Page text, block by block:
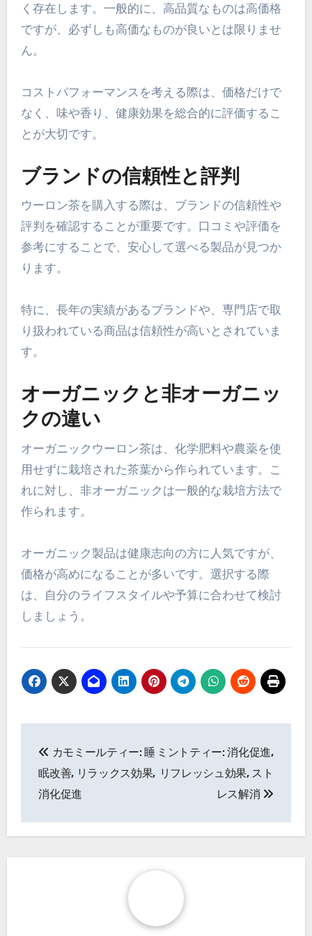
く存在します。一般的に、高品質なものは高価格
ですが、必ずしも高価なものが良いとは限りませ
ん。
コストパフォーマンスを考える際は、価格だけで
なく、味や香り、健康効果を総合的に評価するこ
とが大切です。
ブランドの信頼性と評判
ウーロン茶を購入する際は、ブランドの信頼性や
評判を確認することが重要です。口コミや評価を
参考にすることで、安心して選べる製品が見つか
ります。
特に、長年の実績があるブランドや、専門店で取
り扱われている商品は信頼性が高いとされていま
す。
オーガニックと非オーガニッ
クの違い
オーガニックウーロン茶は、化学肥料や農薬を使
用せずに栽培された茶葉から作られています。こ
れに対し、非オーガニックは一般的な栽培方法で
作られます。
オーガニック製品は健康志向の方に人気ですが、
価格が高めになることが多いです。選択する際
は、自分のライフスタイルや予算に合わせて検討
しましょう。
navigation
カモミールティー: 睡
眠改善, リラックス効果,
消化促進
ミントティー: 消化促進,
リフレッシュ効果, スト
レス解消